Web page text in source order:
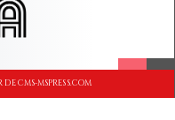
CMS-MSPRESS.COM